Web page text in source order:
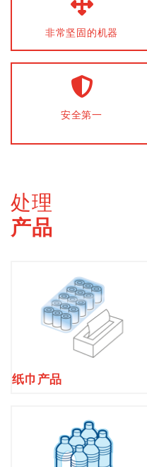
非常坚固的机器
安全第一
处理
产品
纸巾产品